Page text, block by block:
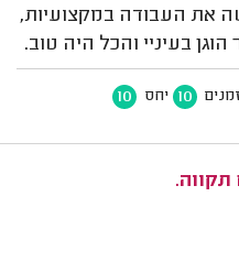
את העבודה במקצועיות,
בעיניי והכל היה טוב.
זמנים 10 יחס 10
תקווה.